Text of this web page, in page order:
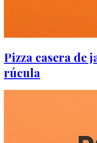
Pizza casera de
rúcula